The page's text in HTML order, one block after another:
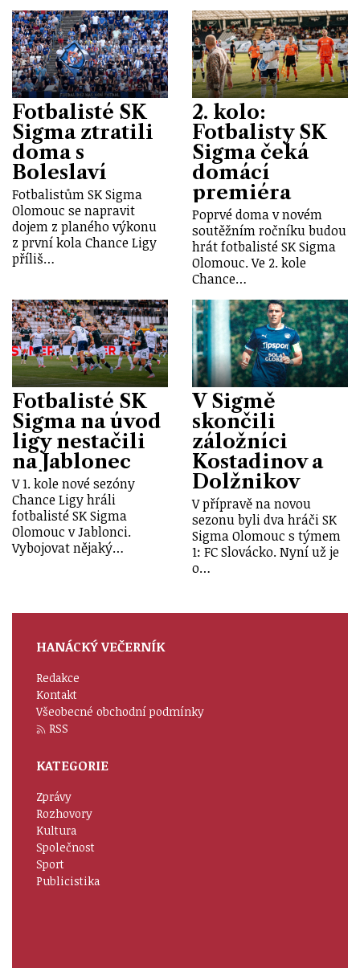
Fotbalisté SK
Sigma ztratili
doma s
Boleslaví
Fotbalistům SK Sigma
Olomouc se napravit
dojem z planého výkonu
z první kola Chance Ligy
příliš…
2. kolo:
Fotbalisty SK
Sigma čeká
domácí
premiéra
Poprvé doma v novém
soutěžním ročníku budou
hrát fotbalisté SK Sigma
Olomouc. Ve 2. kole
Chance…
Fotbalisté SK
Sigma na úvod
ligy nestačili
na Jablonec
V 1. kole nové sezóny
Chance Ligy hráli
fotbalisté SK Sigma
Olomouc v Jablonci.
Vybojovat nějaký…
V Sigmě
skončili
záložníci
Kostadinov a
Dolžnikov
V přípravě na novou
sezonu byli dva hráči SK
Sigma Olomouc s týmem
1: FC Slovácko. Nyní už je
o…
HANÁCKÝ VEČERNÍK
Redakce
Kontakt
Všeobecné obchodní podmínky
RSS
KATEGORIE
Zprávy
Rozhovory
Kultura
Společnost
Sport
Publicistika